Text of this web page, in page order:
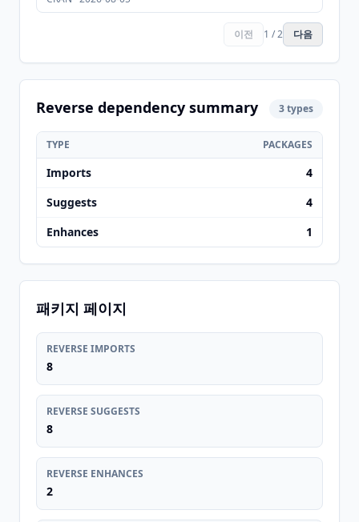
이전 1 / 2 다음
Reverse dependency summary 3 types
TYPE PACKAGES
Imports
4
Suggests
4
Enhances
1
패키지 페이지
REVERSE IMPORTS
8
REVERSE SUGGESTS
8
REVERSE ENHANCES
2